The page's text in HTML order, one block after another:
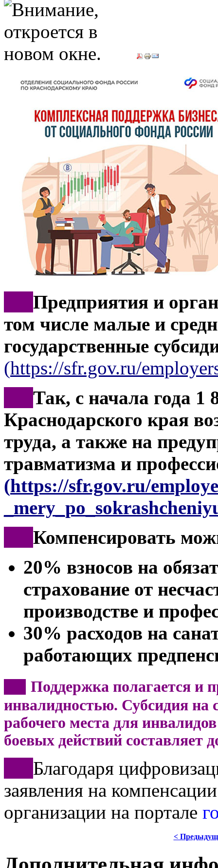
Предприятия и
том числе малые и
государственные
(https://sfr.gov.ru/
Так, с начала года 1
Краснодарского края
труда, а также на
травматизма и
(https://sfr.gov.ru/
Компенсировать
20% взносов на
страхование от
производстве и
30% расходов на
работающих
Поддержка полагается и
инвалидностью. Субсидия на
рабочего места для
боевых действий составляет
Благодаря
заявления на
организации на портале
<